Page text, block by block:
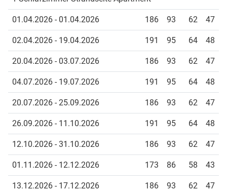
01.04.2026 - 01.04.2026 186 93 62 47
02.04.2026 - 19.04.2026 191 95 64 48
20.04.2026 - 03.07.2026 186 93 62 47
04.07.2026 - 19.07.2026 191 95 64 48
20.07.2026 - 25.09.2026 186 93 62 47
26.09.2026 - 11.10.2026 191 95 64 48
12.10.2026 - 31.10.2026 186 93 62 47
01.11.2026 - 12.12.2026 173 86 58 43
13.12.2026 - 17.12.2026 186 93 62 47